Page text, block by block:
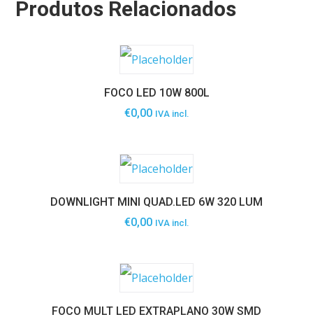
Produtos Relacionados
FOCO LED 10W 800L
€0,00 IVA incl.
DOWNLIGHT MINI QUAD.LED 6W 320 LUM
€0,00 IVA incl.
FOCO MULT LED EXTRAPLANO 30W SMD